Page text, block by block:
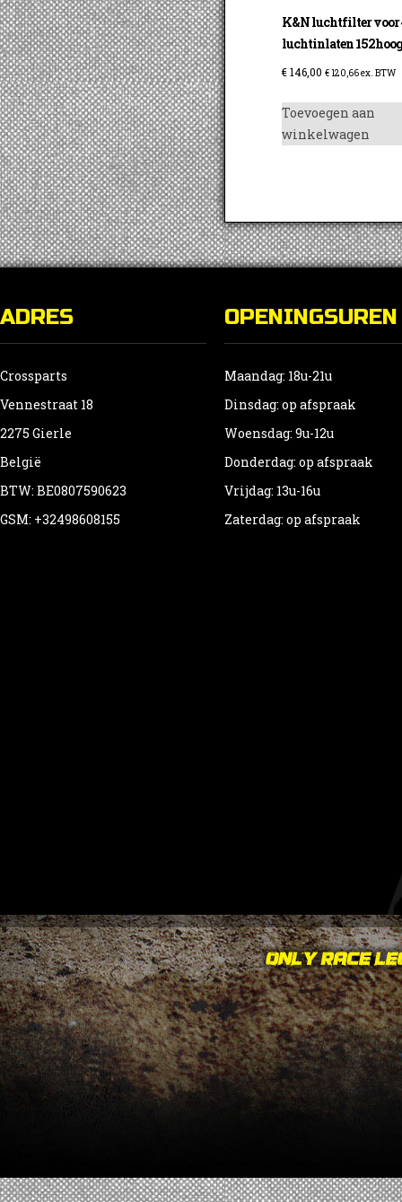
K&N luchtfilter voor
luchtinlaten
€146,00 € 120,66ex. BTW
Toevoegen aan
winkelwagen
ADRES
Crossparts
Vennestraat 18
2275 Gierle
België
BTW: BE0807590623
GSM: +32498608155
OPENINGSUREN
Maandag: 18u-21u
Dinsdag: op afspraak
Woensdag: 9u-12u
Donderdag: op afspraak
Vrijdag: 13u-16u
Zaterdag: op afspraak